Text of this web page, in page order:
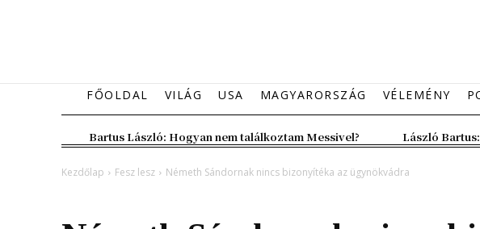
FŐOLDAL VILÁG USA MAGYARORSZÁG VÉLEMÉNY
Bartus László: Hogyan nem találkoztam Messivel? László
Kezdőlap Fesz lesz Németh Sándornak nincs bizonyítéka az ügynökvádra